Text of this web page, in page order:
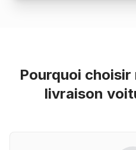
Pourquoi
livraison